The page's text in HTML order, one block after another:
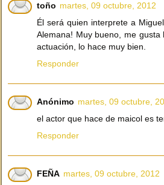
toño martes, 09 octubre, 2012
Él será quien interprete a
Alemana! Muy bueno, me
actuación, lo hace muy bien.
Responder
Anónimo martes, 09 octubre,
el actor que hace de maicol es
Responder
FEÑA martes, 09 octubre, 2012